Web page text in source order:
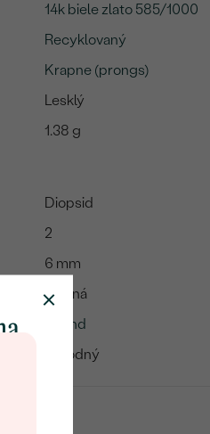
14k biele zlato 585/1000
Recyklovaný
Krapne (prongs)
Lesklý
1.38 g
Diopsid
2
6 mm
Zelená
Round
Prírodný